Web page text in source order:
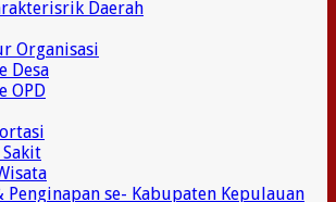
Daerah
Organisasi
Desa
OPD
Sakit
Penginapan se- Kabupaten Kepulauan